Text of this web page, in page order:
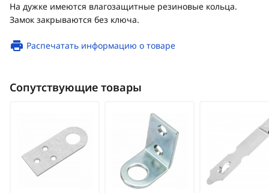
На дужке имеются влагозащитные резиновые кольца.
Замок закрываются без ключа.
Распечатать информацию о товаре
Сопутствующие товары